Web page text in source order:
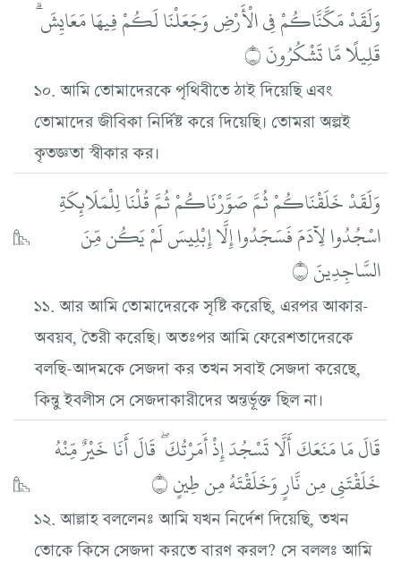
وَلَقَدْ مَكَّنَّاكُمْ فِي الْأَرْضِ وَجَعَلْنَا لَكُمْ فِيهَا مَعَايِشَ ۗ
قَلِيلًا مَّا تَشْكُرُونَ ۝
১০. আমি তোমাদেরকে পৃথিবীতে ঠাই দিয়েছি এবং
তোমাদের জীবিকা নির্দিষ্ট করে দিয়েছি। তোমরা অল্পই
কৃতজ্ঞতা স্বীকার কর।
وَلَقَدْ خَلَقْنَاكُمْ ثُمَّ صَوَّرْنَاكُمْ ثُمَّ قُلْنَا لِلْمَلَائِكَةِ
اسْجُدُوا لِآدَمَ فَسَجَدُوا إِلَّا إِبْلِيسَ لَمْ يَكُن مِّنَ
السَّاجِدِينَ ۝
১১. আর আমি তোমাদেরকে সৃষ্টি করেছি, এরপর আকার-
অবয়ব, তৈরী করেছি। অতঃপর আমি ফেরেশতাদেরকে
বলছি-আদমকে সেজদা কর তখন সবাই সেজদা করেছে,
কিন্তু ইবলীস সে সেজদাকারীদের অন্তর্ভূক্ত ছিল না।
قَالَ مَا مَنَعَكَ أَلَّا تَسْجُدَ إِذْ أَمَرْتُكَ ۖ قَالَ أَنَا خَيْرٌ مِّنْهُ
خَلَقْتَنِي مِن نَّارٍ وَخَلَقْتَهُ مِن طِينٍ ۝
১২. আল্লাহ বললেনঃ আমি যখন নির্দেশ দিয়েছি, তখন
তোকে কিসে সেজদা করতে বারণ করল? সে বললঃ আমি